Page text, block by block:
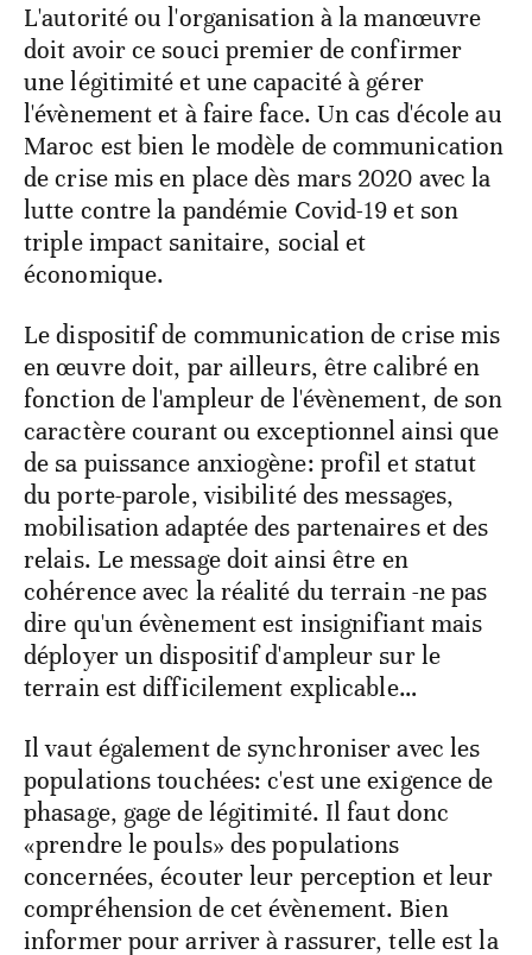
L'autorité ou l'organisation à la manœuvre
doit avoir ce souci premier de confirmer
une légitimité et une capacité à gérer
l'évènement et à faire face. Un cas d'école au
Maroc est bien le modèle de communication
de crise mis en place dès mars 2020 avec la
lutte contre la pandémie Covid-19 et son
triple impact sanitaire, social et
économique.
Le dispositif de communication de crise mis
en œuvre doit, par ailleurs, être calibré en
fonction de l'ampleur de l'évènement, de son
caractère courant ou exceptionnel ainsi que
de sa puissance anxiogène: profil et statut
du porte-parole, visibilité des messages,
mobilisation adaptée des partenaires et des
relais. Le message doit ainsi être en
cohérence avec la réalité du terrain -ne pas
dire qu'un évènement est insignifiant mais
déployer un dispositif d'ampleur sur le
terrain est difficilement explicable…
Il vaut également de synchroniser avec les
populations touchées: c'est une exigence de
phasage, gage de légitimité. Il faut donc
«prendre le pouls» des populations
concernées, écouter leur perception et leur
compréhension de cet évènement. Bien
informer pour arriver à rassurer, telle est la